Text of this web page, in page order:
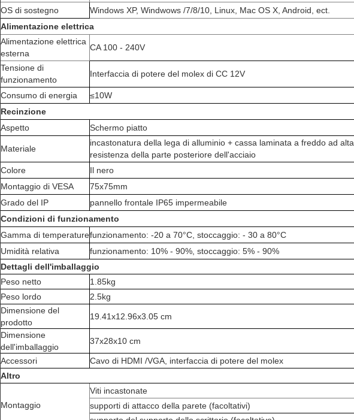
OS di sostegno
Windows XP, Windwows /7/8/10, Linux, Mac OS X, Android, ect.
Alimentazione elettrica
Alimentazione elettrica
esterna
CA 100 - 240V
Tensione di
funzionamento
Interfaccia di potere del molex di CC 12V
Consumo di energia
≤10W
Recinzione
Aspetto
Schermo piatto
Materiale
incastonatura della lega di alluminio + cassa laminata a freddo ad alta
resistenza della parte posteriore dell'acciaio
Colore
Il nero
Montaggio di VESA
75x75mm
Grado del IP
pannello frontale IP65 impermeabile
Condizioni di funzionamento
Gamma di temperaturefunzionamento: -20 a 70°C, stoccaggio: - 30 a 80°C
Umidità relativa
funzionamento: 10% - 90%, stoccaggio: 5% - 90%
Dettagli dell'imballaggio
Peso netto
1.85kg
Peso lordo
2.5kg
Dimensione del
prodotto
19.41x12.96x3.05 cm
Dimensione
dell'imballaggio
37x28x10 cm
Accessori
Cavo di HDMI /VGA, interfaccia di potere del molex
Altro
Montaggio
Viti incastonate
supporti di attacco della parete (facoltativi)